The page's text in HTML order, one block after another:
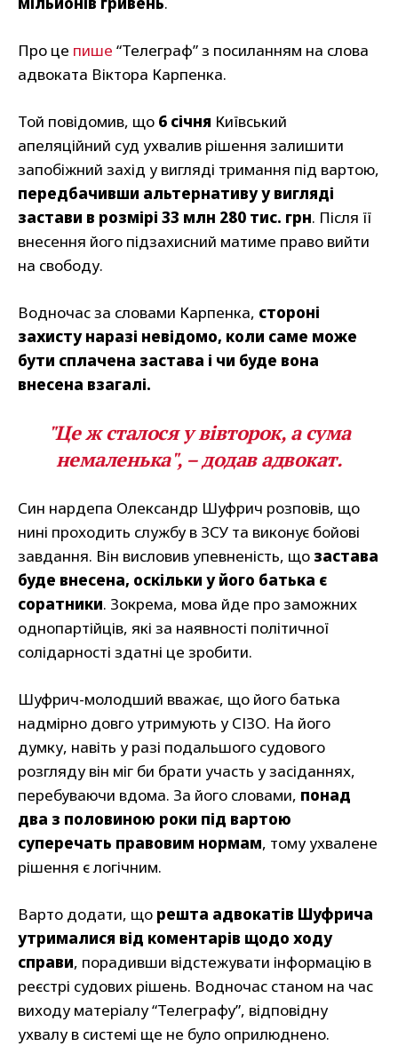
Про це пише “Телеграф” з посиланням на слова
адвоката Віктора Карпенка.
Той повідомив, що 6 січня Київський
апеляційний суд ухвалив рішення залишити
запобіжний захід у вигляді тримання під вартою,
передбачивши альтернативу у вигляді
застави в розмірі 33 млн 280 тис. грн. Після її
внесення його підзахисний матиме право вийти
на свободу.
Водночас за словами Карпенка, стороні
захисту наразі невідомо, коли саме може
бути сплачена застава і чи буде вона
внесена взагалі.
"Це ж сталося у вівторок, а сума
немаленька", – додав адвокат.
Син нардепа Олександр Шуфрич розповів, що
нині проходить службу в ЗСУ та виконує бойові
завдання. Він висловив упевненість, що застава
буде внесена, оскільки у його батька є
соратники. Зокрема, мова йде про заможних
однопартійців, які за наявності політичної
солідарності здатні це зробити.
Шуфрич-молодший вважає, що його батька
надмірно довго утримують у СІЗО. На його
думку, навіть у разі подальшого судового
розгляду він міг би брати участь у засіданнях,
перебуваючи вдома. За його словами, понад
два з половиною роки під вартою
суперечать правовим нормам, тому ухвалене
рішення є логічним.
Варто додати, що решта адвокатів Шуфрича
утрималися від коментарів щодо ходу
справи, порадивши відстежувати інформацію в
реєстрі судових рішень. Водночас станом на час
виходу матеріалу “Телеграфу”, відповідну
ухвалу в системі ще не було оприлюднено.